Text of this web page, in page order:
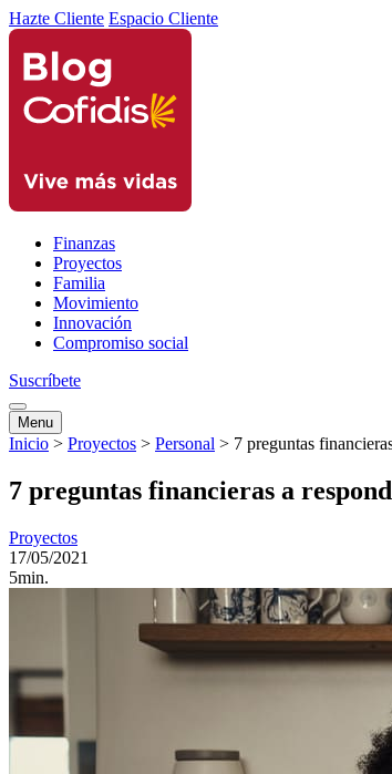
Hazte Cliente Espacio Cliente
Finanzas
Proyectos
Familia
Movimiento
Innovación
Compromiso social
Suscríbete
Menu
Inicio > Proyectos > Personal > 7 preguntas
7 preguntas financieras a
Proyectos
17/05/2021
5min.